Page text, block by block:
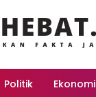
Politik Ekonomi